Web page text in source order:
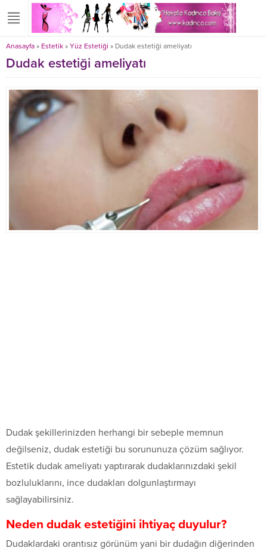
Anasayfa » Estetik » Yüz Estetiği » Dudak estetiği ameliyatı
Dudak estetiği ameliyatı
Dudak şekillerinizden herhangi bir sebeple memnun
değilseniz, dudak estetiği bu sorununuza çözüm sağlıyor.
Estetik dudak ameliyatı yaptırarak dudaklarınızdaki şekil
bozluluklarını, ince dudakları dolgunlaştırmayı
sağlayabilirsiniz.
Neden dudak estetiğini ihtiyaç duyulur?
Dudaklardaki orantısız görünüm yani bir dudağın diğerinden